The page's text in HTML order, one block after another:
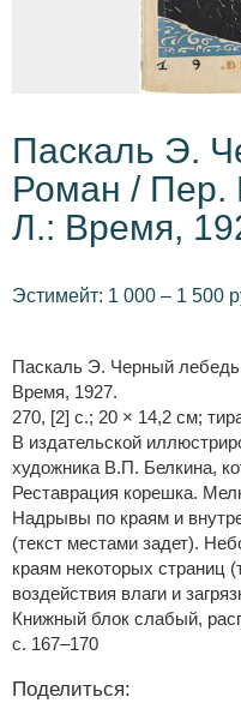
Паскаль Э.
Роман / Пер.
Л.: Время,
Эстимейт: 1 000 – 1 500
Паскаль Э. Черный
Время, 1927.
270, [2] с.; 20 × 14,2 см;
В издательской
художника В.П. Белкина,
Реставрация корешка.
Надрывы по краям и
(текст местами задет).
краям некоторых страниц
воздействия влаги и
Книжный блок слабый,
с. 167–170
Поделиться: